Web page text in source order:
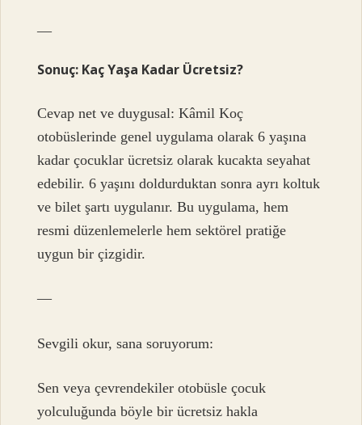
—
Sonuç: Kaç Yaşa Kadar Ücretsiz?
Cevap net ve duygusal: Kâmil Koç
otobüslerinde genel uygulama olarak 6 yaşına
kadar çocuklar ücretsiz olarak kucakta seyahat
edebilir. 6 yaşını doldurduktan sonra ayrı koltuk
ve bilet şartı uygulanır. Bu uygulama, hem
resmi düzenlemelerle hem sektörel pratiğe
uygun bir çizgidir.
—
Sevgili okur, sana soruyorum:
Sen veya çevrendekiler otobüsle çocuk
yolculuğunda böyle bir ücretsiz hakla